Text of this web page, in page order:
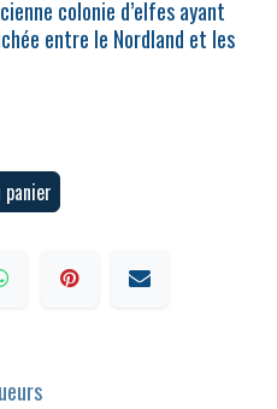
colonie d’elfes ayant
entre le Nordland et les